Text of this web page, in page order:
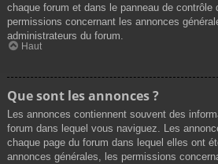
chaque forum et dans le panneau de contrôle
permissions concernant les annonces
administrateurs du forum.
Haut
Que sont les annonces ?
Les annonces contiennent souvent des
forum dans lequel vous naviguez. Les
chaque page du forum dans lequel elles ont
annonces générales, les permissions